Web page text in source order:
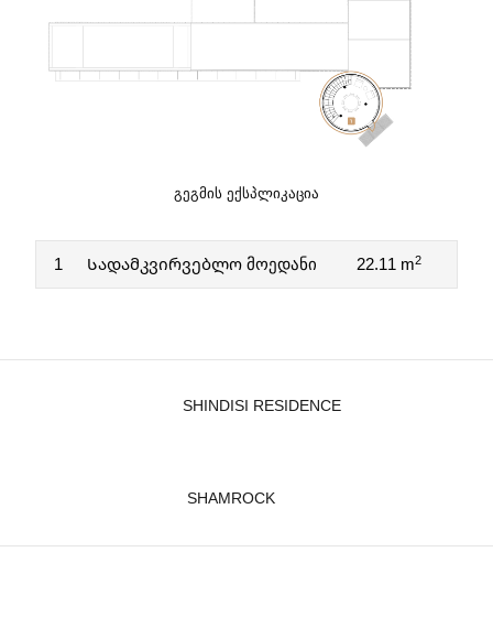
ᲒᲔᲒᲛᲘᲡ ᲔᲥᲡᲞᲚᲘᲙᲐᲪᲘᲐ
1 Სადამკვირვებლო მოედანი 22.11 m2
SHINDISI RESIDENCE
SHAMROCK